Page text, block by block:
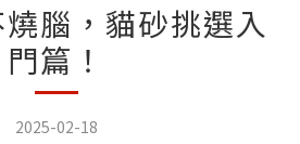
腦，貓砂挑選入
門篇！
2025-02-18